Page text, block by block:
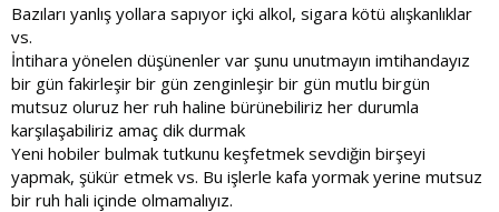
Bazıları yanlış yollara sapıyor içki alkol, sigara kötü alışkanlıklar
vs.
İntihara yönelen düşünenler var şunu unutmayın imtihandayız
bir gün fakirleşir bir gün zenginleşir bir gün mutlu birgün
mutsuz oluruz her ruh haline bürünebiliriz her durumla
karşılaşabiliriz amaç dik durmak
Yeni hobiler bulmak tutkunu keşfetmek sevdiğin birşeyi
yapmak, şükür etmek vs. Bu işlerle kafa yormak yerine mutsuz
bir ruh hali içinde olmamalıyız.